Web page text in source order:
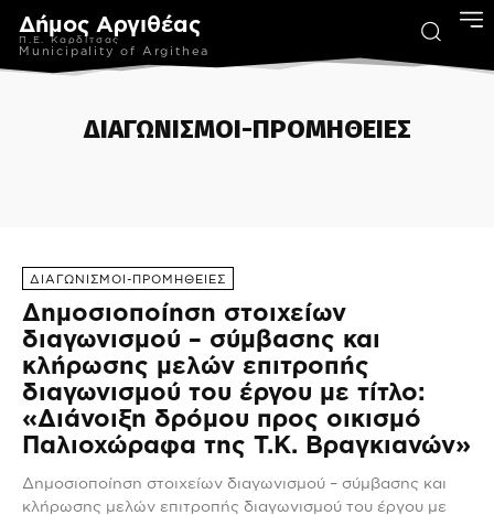
Δήμος Αργιθέας
Π.Ε. Καρδίτσας
Municipality of Argithea
ΔΙΑΓΩΝΙΣΜΟΙ-ΠΡΟΜΗΘΕΙΕΣ
ΔΙΑΓΩΝΙΣΜΟΙ-ΠΡΟΜΗΘΕΙΕΣ
Δημοσιοποίηση στοιχείων
διαγωνισμού – σύμβασης και
κλήρωσης μελών επιτροπής
διαγωνισμού του έργου με τίτλο:
«Διάνοιξη δρόμου προς οικισμό
Παλιοχώραφα της Τ.Κ. Βραγκιανών»
Δημοσιοποίηση στοιχείων διαγωνισμού – σύμβασης και
κλήρωσης μελών επιτροπής διαγωνισμού του έργου με